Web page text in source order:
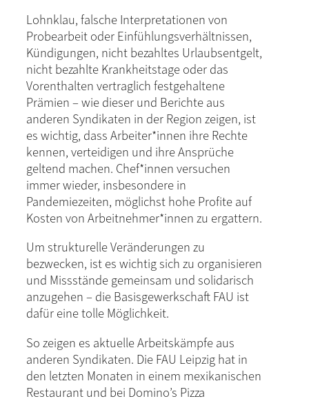
Lohnklau, falsche Interpretationen von
Probearbeit oder Einfühlungsverhältnissen,
Kündigungen, nicht bezahltes Urlaubsentgelt,
nicht bezahlte Krankheitstage oder das
Vorenthalten vertraglich festgehaltene
Prämien – wie dieser und Berichte aus
anderen Syndikaten in der Region zeigen, ist
es wichtig, dass Arbeiter*innen ihre Rechte
kennen, verteidigen und ihre Ansprüche
geltend machen. Chef*innen versuchen
immer wieder, insbesondere in
Pandemiezeiten, möglichst hohe Profite auf
Kosten von Arbeitnehmer*innen zu ergattern.
Um strukturelle Veränderungen zu
bezwecken, ist es wichtig sich zu organisieren
und Missstände gemeinsam und solidarisch
anzugehen – die Basisgewerkschaft FAU ist
dafür eine tolle Möglichkeit.
So zeigen es aktuelle Arbeitskämpfe aus
anderen Syndikaten. Die FAU Leipzig hat in
den letzten Monaten in einem mexikanischen
Restaurant und bei Domino’s Pizza